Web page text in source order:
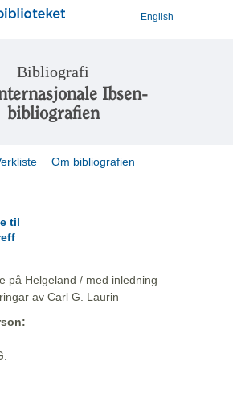
English
Bibliografi
Ibsen-
bibliografien
Om bibliografien
til
på Helgeland / med inledning
av Carl G. Laurin